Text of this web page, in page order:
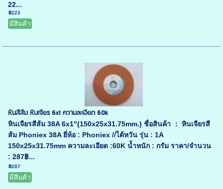
22...
฿223
มีสินค้า
หินสีส้ม หินเจียร 6x1 ความละเอียด 60k
หินเจียรสีส้ม 38A 6x1"(150x25x31.75mm.) ชื่อสินค้า ： หินเจียรสี
ส้ม Phoniex 38A ยี่ห้อ : Phoniex //ไต้หวัน รุ่น : 1A
150x25x31.75mm ความละเอียด :60K น้ำหนัก : กรัม ราคา/จำนวน
: 287฿...
฿287
มีสินค้า